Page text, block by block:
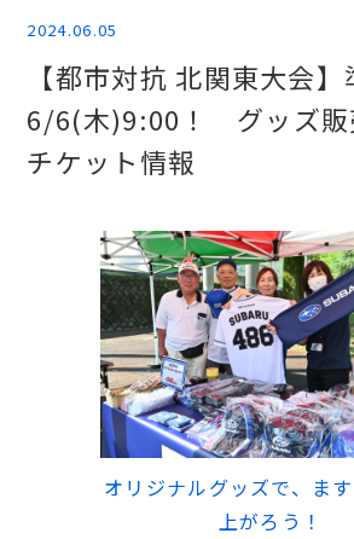
2024.06.05
【都市対抗 北関東大会
6/6(木)9:00！ グッズ販
チケット情報
オリジナルグッズで、ま
上がろう！